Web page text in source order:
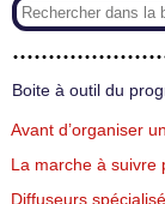
Boite à outil du
Avant d’organiser
La marche à suivre
Diffuseurs